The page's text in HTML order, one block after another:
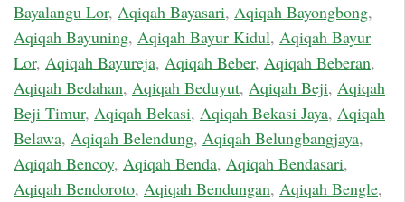
Bayalangu Lor, Aqiqah Bayasari, Aqiqah Bayongbong,
Aqiqah Bayuning, Aqiqah Bayur Kidul, Aqiqah Bayur
Lor, Aqiqah Bayureja, Aqiqah Beber, Aqiqah Beberan,
Aqiqah Bedahan, Aqiqah Beduyut, Aqiqah Beji, Aqiqah
Beji Timur, Aqiqah Bekasi, Aqiqah Bekasi Jaya, Aqiqah
Belawa, Aqiqah Belendung, Aqiqah Belungbangjaya,
Aqiqah Bencoy, Aqiqah Benda, Aqiqah Bendasari,
Aqiqah Bendoroto, Aqiqah Bendungan, Aqiqah Bengle,